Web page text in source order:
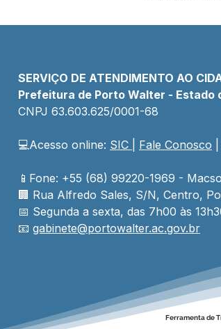
SERVIÇO DE ATENDIMENTO AO
Prefeitura de Porto Walter - Estado
CNPJ 63.603.625/0001-68
💻Acesso online: SIC Fale Conosco
📱Fone: +55 (68) 99220-1969 -
🏢 Rua Alfredo Sales, S/N, Centro,
📅 Segunda a sexta, das 7h00 às
📧 gabinete@portowalter.ac.gov.br
Ferramenta de